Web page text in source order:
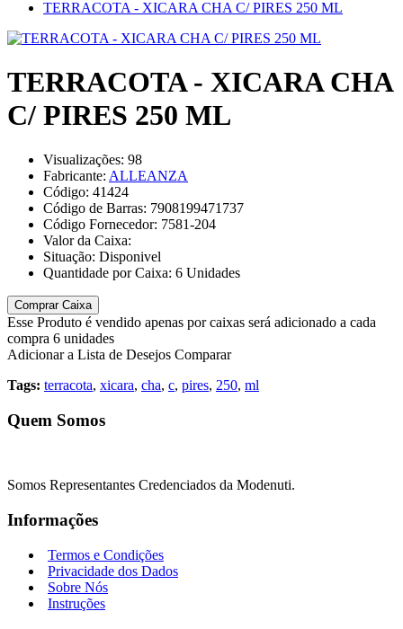
TERRACOTA - XICARA CHA C/ PIRES 250 ML
TERRACOTA - XICARA CHA
C/ PIRES 250 ML
Visualizações: 98
Fabricante: ALLEANZA
Código: 41424
Código de Barras: 7908199471737
Código Fornecedor: 7581-204
Valor da Caixa:
Situação: Disponivel
Quantidade por Caixa: 6 Unidades
Comprar Caixa
Esse Produto é vendido apenas por caixas será adicionado a cada
compra 6 unidades
Adicionar a Lista de Desejos Comparar
Tags: terracota, xicara, cha, c, pires, 250, ml
Quem Somos
Somos Representantes Credenciados da Modenuti.
Informações
Termos e Condições
Privacidade dos Dados
Sobre Nós
Instruções